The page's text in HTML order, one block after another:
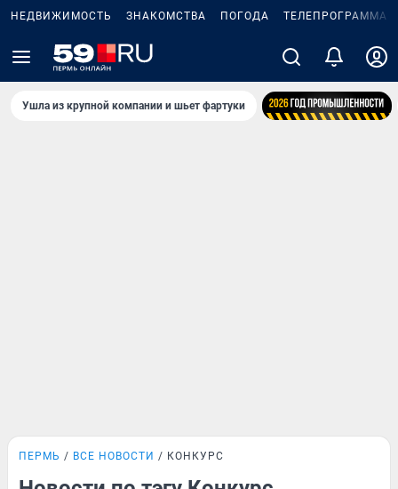
НЕДВИЖИМОСТЬ ЗНАКОМСТВА ПОГОДА ТЕЛЕПРОГРАММА
Ушла из крупной компании и шьет фартуки
ПЕРМЬ ВСЕ НОВОСТИ КОНКУРС